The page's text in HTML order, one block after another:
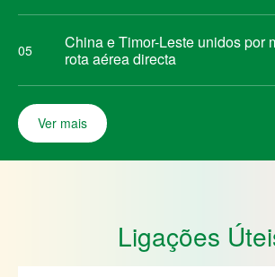
05
China e Timor-Leste unidos por
rota aérea directa
Ver mais
Ligações